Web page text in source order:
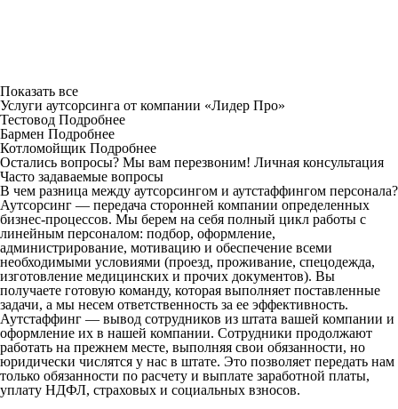
Показать все
Услуги аутсорсинга от компании «Лидер Про»
Тестовод Подробнее
Бармен Подробнее
Котломойщик Подробнее
Остались вопросы? Мы вам перезвоним! Личная консультация
Часто задаваемые вопросы
В чем разница между аутсорсингом и аутстаффингом персонала?
Аутсорсинг — передача сторонней компании определенных
бизнес-процессов. Мы берем на себя полный цикл работы с
линейным персоналом: подбор, оформление,
администрирование, мотивацию и обеспечение всеми
необходимыми условиями (проезд, проживание, спецодежда,
изготовление медицинских и прочих документов). Вы
получаете готовую команду, которая выполняет поставленные
задачи, а мы несем ответственность за ее эффективность.
Аутстаффинг — вывод сотрудников из штата вашей компании и
оформление их в нашей компании. Сотрудники продолжают
работать на прежнем месте, выполняя свои обязанности, но
юридически числятся у нас в штате. Это позволяет передать нам
только обязанности по расчету и выплате заработной платы,
уплату НДФЛ, страховых и социальных взносов.